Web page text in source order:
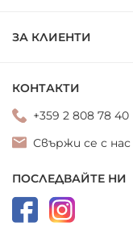
ЗА КЛИЕНТИ
КОНТАКТИ
+359 2 808 78 40
Свържи се с нас
ПОСЛЕДВАЙТЕ НИ